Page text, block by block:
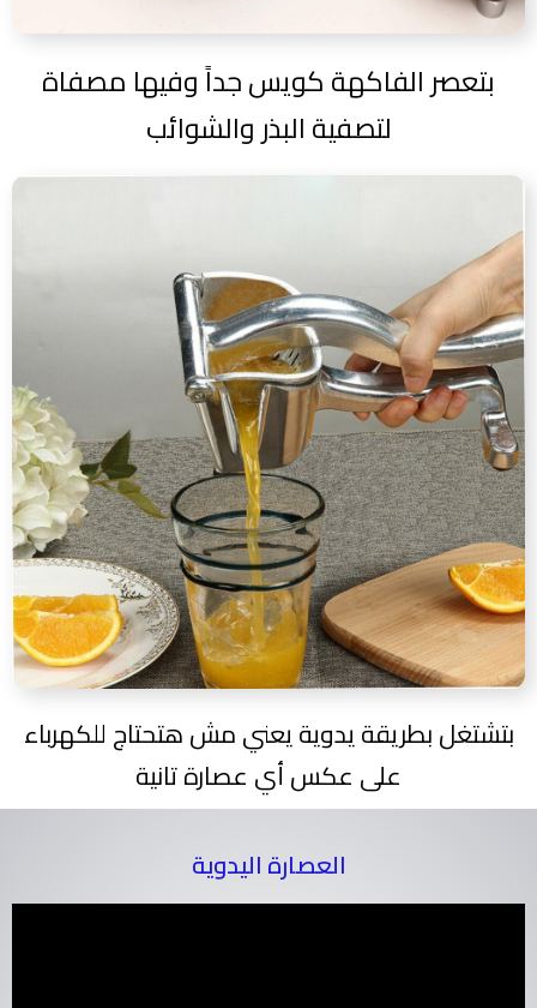
بتعصر الفاكهة كويس جداً وفيها مصفاة
لتصفية البذر والشوائب
بتشتغل بطريقة يدوية يعني مش هتحتاج للكهرباء
على عكس أي عصارة تانية
العصارة اليدوية